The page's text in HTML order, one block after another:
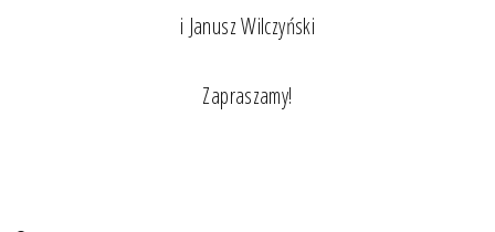
i Janusz Wilczyński
Zapraszamy!